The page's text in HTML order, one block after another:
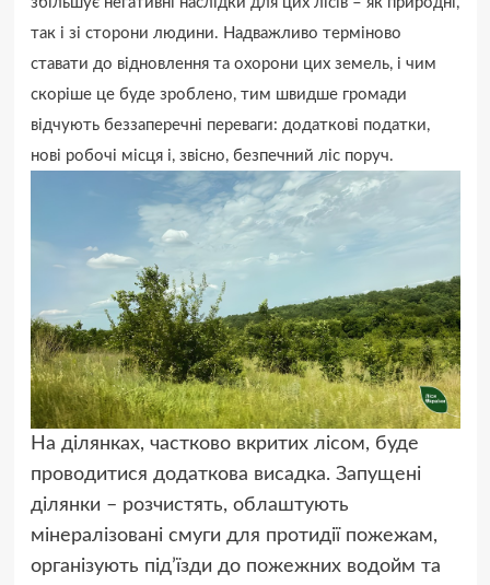
так і зі сторони людини. Надважливо терміново
ставати до відновлення та охорони цих земель, і чим
скоріше це буде зроблено, тим швидше громади
відчують беззаперечні переваги: додаткові податки,
нові робочі місця і, звісно, безпечний ліс поруч.
На ділянках, частково вкритих лісом, буде
проводитися додаткова висадка. Запущені
ділянки – розчистять, облаштують
мінералізовані смуги для протидії пожежам,
організують під’їзди до пожежних водойм та